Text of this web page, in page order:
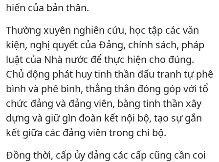
hiến của bản thân.
Thường xuyên nghiên cứu, học tập các văn
kiện, nghị quyết của Đảng, chính sách, pháp
luật của Nhà nước để thực hiện cho đúng.
Chủ động phát huy tinh thần đấu tranh tự phê
bình và phê bình, thẳng thắn đóng góp với tổ
chức đảng và đảng viên, bằng tinh thần xây
dựng và giữ gìn đoàn kết nội bộ, tạo sự gắn
kết giữa các đảng viên trong chi bộ.
Đồng thời, cấp ủy đảng các cấp cũng cần coi